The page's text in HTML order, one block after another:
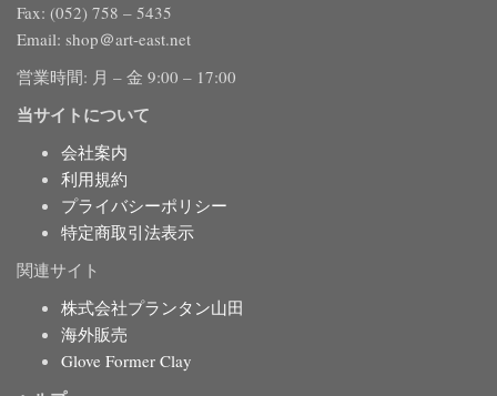
Fax: (052) 758 – 5435
Email: shop＠art-east.net
営業時間: 月 – 金 9:00 – 17:00
当サイトについて
会社案内
利用規約
プライバシーポリシー
特定商取引法表示
関連サイト
株式会社プランタン山田
海外販売
Glove Former Clay